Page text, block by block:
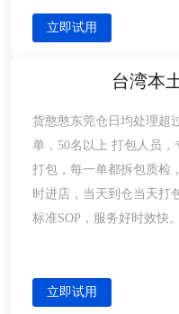
立即试用
台湾本
货憨憨东莞仓日均处理超
单，50名以上 打包人员，
打包，每一单都拆包质检
时进店，当天到仓当天打
标准SOP，服务好时效快。
立即试用